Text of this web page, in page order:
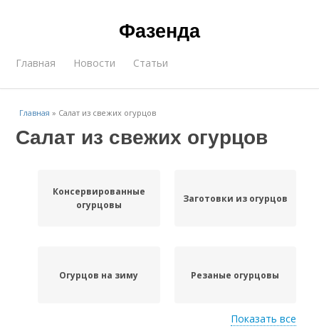
Фазенда
Главная Новости Статьи
Главная » Салат из свежих огурцов
Салат из свежих огурцов
Консервированные
огурцовы
Заготовки из огурцов
Огурцов на зиму Резаные огурцовы
Показать все